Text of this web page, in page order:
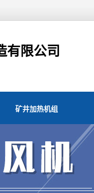
有限公司
矿井加热机组